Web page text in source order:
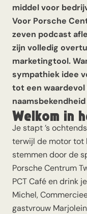
middel voor
Voor Porsche
zeven podcast
zijn volledig
marketingtool.
sympathiek idee
tot een
Welkom in
Je stapt ’s
terwijl de motor tot
stemmen door de
Porsche Centrum
PCT Café en drink
Michel,
gastvrouw